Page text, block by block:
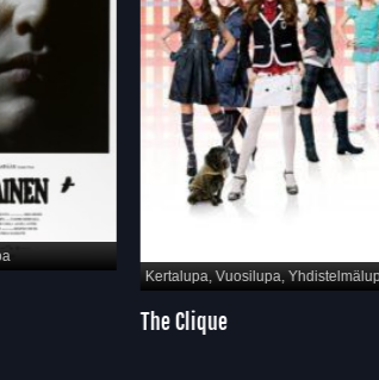
Kertalupa, Vuosilupa, Yhdistelmälupa
The Clique